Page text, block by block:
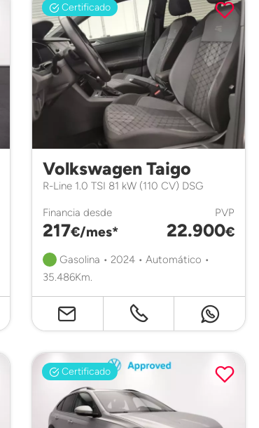
Certificado
Volkswagen Taigo
R-Line 1.0 TSI 81 kW (110 CV) DSG
Financia desde
217€/mes*
PVP
22.900€
Gasolina • 2024 • Automático •
35.486Km.
Certificado